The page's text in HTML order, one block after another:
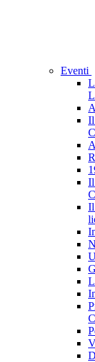
Eventi
Il
Il
Il